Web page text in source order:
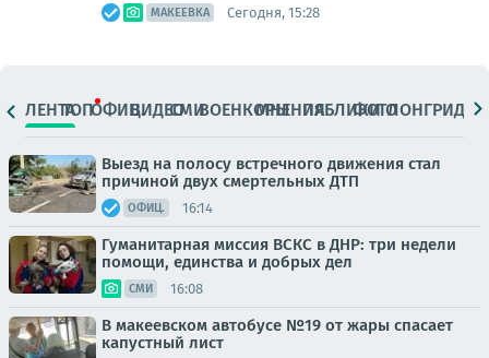
МАКЕЕВКА Сегодня, 15:28
ЛЕНТАТОПОФИЦ.ВИДЕОСМИВОЕНКОРЫМНЕНИЯПАБЛИКИ
ФОТОЛОНГРИДЫ
Выезд на полосу встречного движения стал
причиной двух смертельных ДТП
ОФИЦ. 16:14
Гуманитарная миссия ВСКС в ДНР: три недели
помощи, единства и добрых дел
СМИ 16:08
В макеевском автобусе №19 от жары спасает
капустный лист